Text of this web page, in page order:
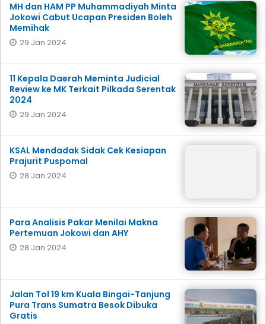
MH dan HAM PP Muhammadiyah Minta
Jokowi Cabut Ucapan Presiden Boleh
Memihak
29 Jan 2024
11 Kepala Daerah Meminta Judicial
Review ke MK Terkait Pilkada Serentak
2024
29 Jan 2024
KSAL Mendadak Sidak Cek Kesiapan
Prajurit Puspomal
28 Jan 2024
Para Analisis Pakar Menilai Makna
Pertemuan Jokowi dan AHY
28 Jan 2024
Jalan Tol 19 km Kuala Bingai-Tanjung
Pura Trans Sumatra Besok Dibuka
Gratis